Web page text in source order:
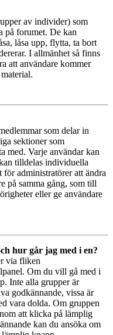
av individer) som
på forumet. De kan
låsa upp, flytta, ta bort
I allmänhet så finns
att användare kommer
som delar in
sektioner som
med. Varje användar kan
tilldelas individuella
administratörer att ändra
på samma gång, som till
eller ge användare
hur går jag med i en?
via fliken
Om du vill gå med i
Inte alla grupper är
godkännande, vissa är
vara dolda. Om gruppen
att klicka på lämplig
kan du ansöka om